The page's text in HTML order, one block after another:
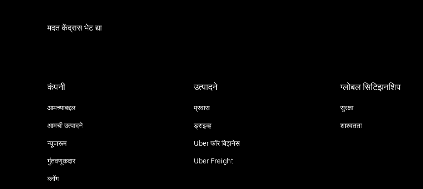
मदत केंद्रास भेट द्या
कंपनी
आमच्याबद्दल
आमची उत्पादने
न्यूजरूम
गुंतवणूकदार
ब्लॉग
उत्पादने
प्रवास
ड्राइव्ह
Uber फॉर बिझनेस
Uber Freight
ग्लोबल सिटिझनशिप
सुरक्षा
शाश्वतता